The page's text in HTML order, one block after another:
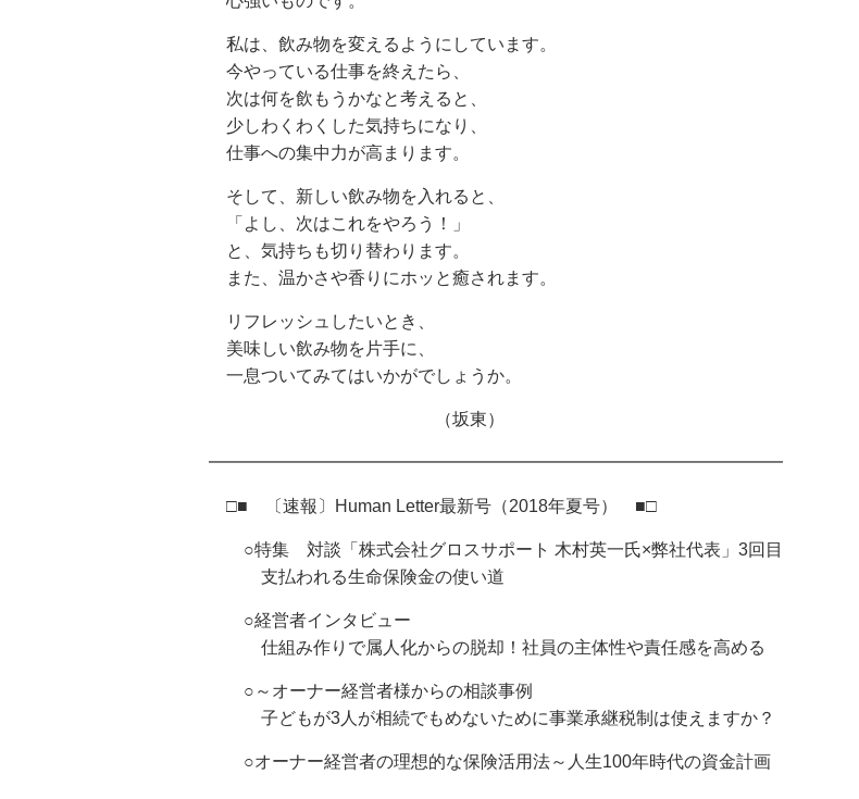
私は、飲み物を変えるようにしています。
今やっている仕事を終えたら、
次は何を飲もうかなと考えると、
少しわくわくした気持ちになり、
仕事への集中力が高まります。
そして、新しい飲み物を入れると、
「よし、次はこれをやろう！」
と、気持ちも切り替わります。
また、温かさや香りにホッと癒されます。
リフレッシュしたいとき、
美味しい飲み物を片手に、
一息ついてみてはいかがでしょうか。
（坂東）
━━━━━━━━━━━━━━━━━━━━━━━━━━━━━━━━━
□■ 〔速報〕Human Letter最新号（2018年夏号） ■□
○特集 対談「株式会社グロスサポート 木村英一氏×弊社代表」3回目
支払われる生命保険金の使い道
○経営者インタビュー
仕組み作りで属人化からの脱却！社員の主体性や責任感を高める
○～オーナー経営者様からの相談事例
子どもが3人が相続でもめないために事業承継税制は使えますか？
○オーナー経営者の理想的な保険活用法～人生100年時代の資金計画